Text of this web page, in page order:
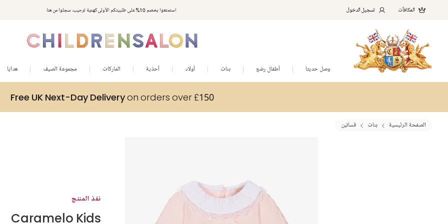
استمتعوا بخصم 10% على طلبيتكم الأولى كهدية ترحيب. سجلوا من هنا المكافآت تسجيل الدخول
وصل حديثا أطفال رضع بنات أولاد أحذية الماركات مجموعة الصيف هدايا
Free UK Next-Day Deliveryon orders over £150
الصفحة الرئيسية بنات فساتين
نفذ المنتج
Caramelo Kids